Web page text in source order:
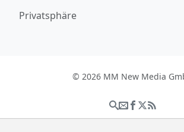
Privatsphäre
© 2026 MM New Media